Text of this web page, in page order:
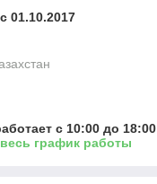
01.10.2017
с 10:00 до 18:00
график работы